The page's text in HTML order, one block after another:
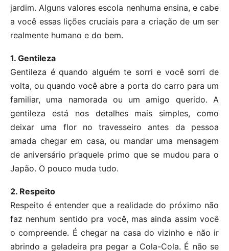
jardim. Alguns valores escola nenhuma ensina, e cabe
a você essas lições cruciais para a criação de um ser
realmente humano e do bem.
1. Gentileza
Gentileza é quando alguém te sorri e você sorri de
volta, ou quando você abre a porta do carro para um
familiar, uma namorada ou um amigo querido. A
gentileza está nos detalhes mais simples, como
deixar uma flor no travesseiro antes da pessoa
amada chegar em casa, ou mandar uma mensagem
de aniversário pr’aquele primo que se mudou para o
Japão. O pouco muda tudo.
2. Respeito
Respeito é entender que a realidade do próximo não
faz nenhum sentido pra você, mas ainda assim você
o compreende. É chegar na casa do vizinho e não ir
abrindo a geladeira pra pegar a Cola-Cola. É não se